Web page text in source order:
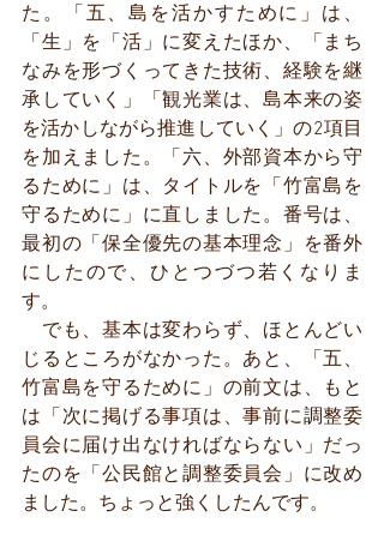
た。「五、島を活かすために」は、
「生」を「活」に変えたほか、「まち
なみを形づくってきた技術、経験を継
承していく」「観光業は、島本来の姿
を活かしながら推進していく」の2項目
を加えました。「六、外部資本から守
るために」は、タイトルを「竹富島を
守るために」に直しました。番号は、
最初の「保全優先の基本理念」を番外
にしたので、ひとつづつ若くなりま
す。
でも、基本は変わらず、ほとんどい
じるところがなかった。あと、「五、
竹富島を守るために」の前文は、もと
は「次に掲げる事項は、事前に調整委
員会に届け出なければならない」だっ
たのを「公民館と調整委員会」に改め
ました。ちょっと強くしたんです。